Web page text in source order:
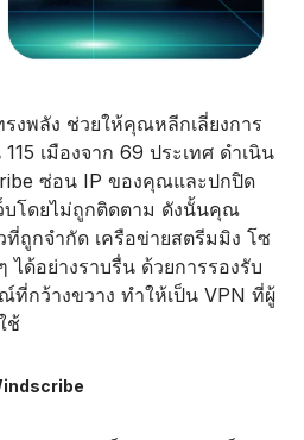
งพลัง ช่วยให้คุณหลีกเลี่ยงการ
เมืองจาก 69 ประเทศ ดำเนิน
ซ่อน IP ของคุณและปกปิด
บโดยไม่ถูกติดตาม ดังนั้นคุณ
ที่ถูกจำกัด เครือข่ายสตรีมมิง โซ
ได้อย่างราบรื่น ด้วยการรองรับ
ที่กว้างขวาง ทำให้เป็น VPN ที่ผู้
ช้